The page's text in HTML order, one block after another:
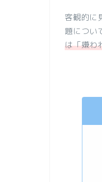
客観的に
題につい
は「嫌わ